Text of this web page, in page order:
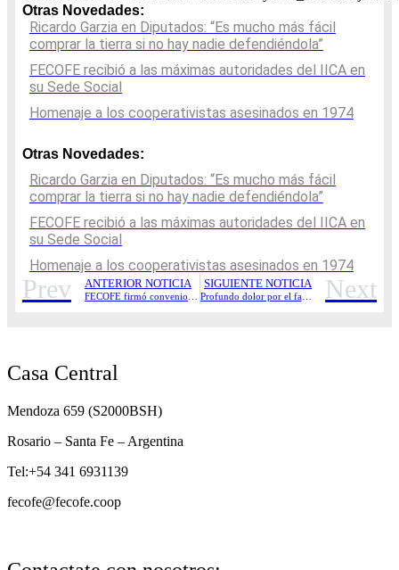
Otras Novedades:
Ricardo Garzia en Diputados: “Es mucho más fácil
comprar la tierra si no hay nadie defendiéndola”
FECOFE recibió a las máximas autoridades del IICA en
su Sede Social
Homenaje a los cooperativistas asesinados en 1974
Otras Novedades:
Ricardo Garzia en Diputados: “Es mucho más fácil
comprar la tierra si no hay nadie defendiéndola”
FECOFE recibió a las máximas autoridades del IICA en
su Sede Social
Homenaje a los cooperativistas asesinados en 1974
Prev ANTERIOR NOTICIA SIGUIENTE NOTICIA
Profundo dolor por el fallecimiento de Carlos Bergia Next
Casa Central
Mendoza 659 (S2000BSH)
Rosario – Santa Fe – Argentina
Tel:+54 341 6931139
fecofe@fecofe.coop